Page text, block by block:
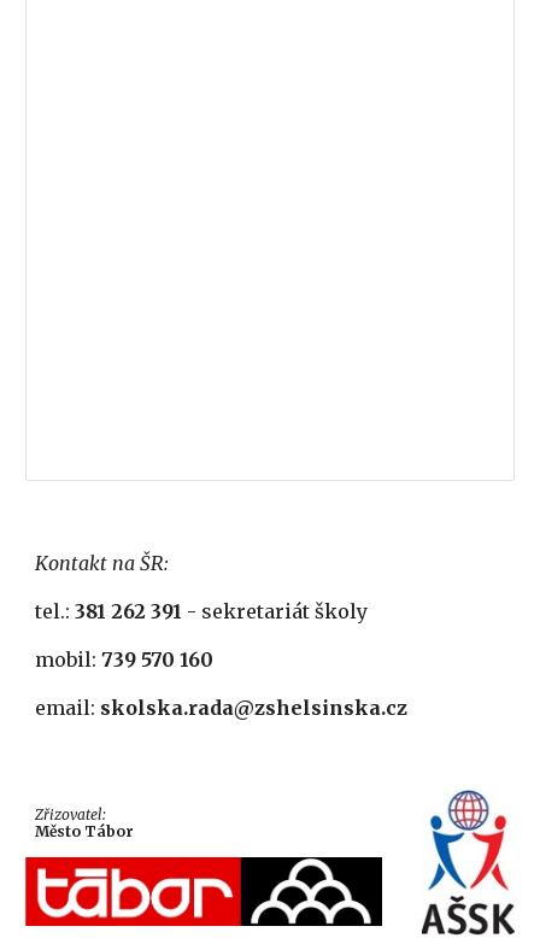
Kontakt na ŠR:
tel.:381 262 391 - sekretariát školy
mobil:739 570 160
email: skolska.rada@zshelsinska.cz
Zřizovatel:
Město Tábor